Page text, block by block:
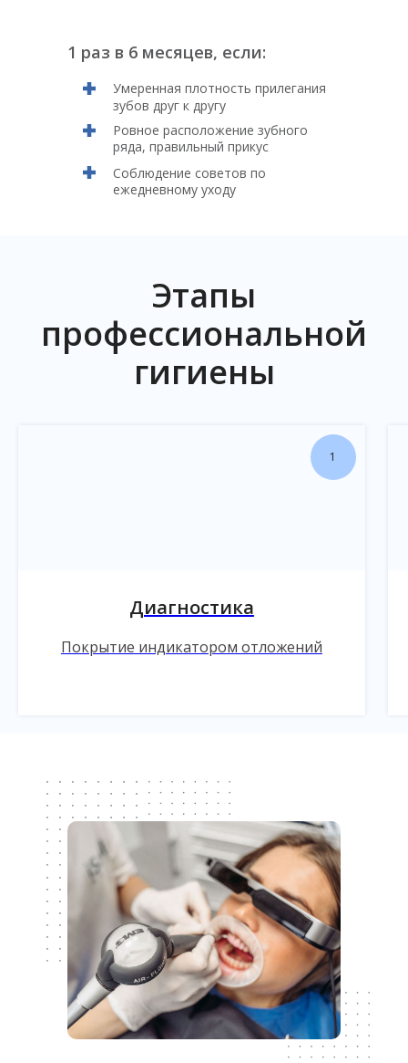
Умеренная плотность прилегания
зубов друг к другу
Ровное расположение зубного
ряда, правильный прикус
Соблюдение советов по
ежедневному уходу
1 раз в 6 месяцев, если:
Этапы
профессиональной
гигиены
1
Диагностика
Покрытие индикатором отложений